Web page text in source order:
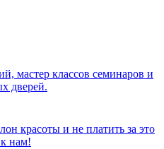
мастер классов семинаров и
дверей.
красоты и не платить за это
нам!